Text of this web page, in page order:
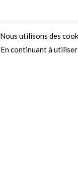
Nous utilisons des
En continuant à